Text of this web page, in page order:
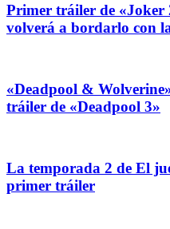
Primer tráiler de «Joker
volverá a bordarlo con
«Deadpool &
tráiler de «Deadpool 3»
La temporada 2 de El
primer tráiler